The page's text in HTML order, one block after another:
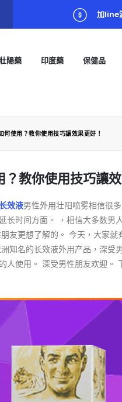
加line
陽藥 印度藥 保健品
何使用？教你使用技巧讓效果更好！
教你使用技巧讓效
效液男性外用壮阳喷雾相信很
长时间方面。 ，相信大多数男
友更想了解的。 今天，大家
知名的长效液外用产品，深受
人使用。 深受男性朋友欢迎。